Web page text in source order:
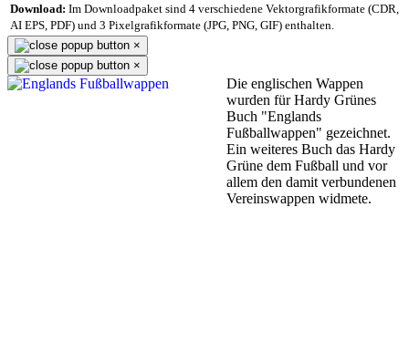
Download: Im Downloadpaket sind 4 verschiedene Vektorgrafikformate (CDR,
AI EPS, PDF) und 3 Pixelgrafikformate (JPG, PNG, GIF) enthalten.
×
×
Die englischen Wappen
wurden für Hardy Grünes
Buch "Englands
Fußballwappen" gezeichnet.
Ein weiteres Buch das Hardy
Grüne dem Fußball und vor
allem den damit verbundenen
Vereinswappen widmete.